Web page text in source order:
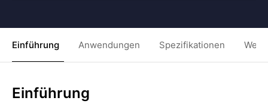
Einführung Anwendungen Spezifikationen
Einführung